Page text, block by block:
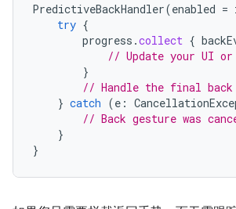
PredictiveBackHandler(enabled =
try {
progress .collect {
// Update your UI or
}
// Handle the final
} catch (e :
// Back gesture was
}
}